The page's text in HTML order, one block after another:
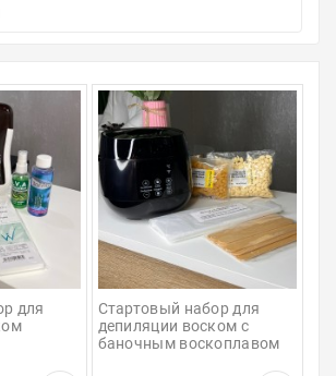
для
Стартовый набор для
депиляции воском с
баночным воскоплавом